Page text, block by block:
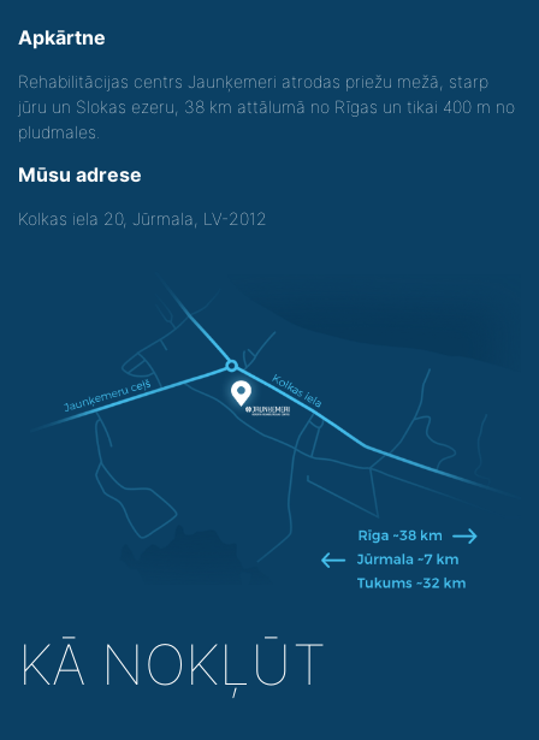
Apkārtne
Rehabilitācijas centrs Jaunķemeri atrodas priežu mežā, starp
jūru un Slokas ezeru, 38 km attālumā no Rīgas un tikai 400 m no
pludmales.
Mūsu adrese
Kolkas iela 20, Jūrmala, LV-2012
KĀ NOKĻŪT